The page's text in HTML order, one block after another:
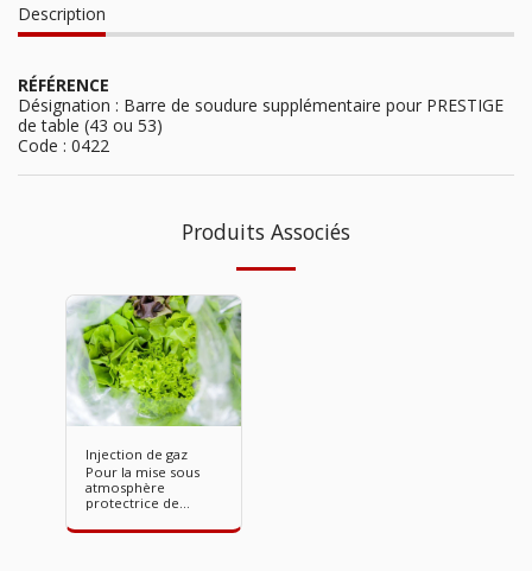
Description
RÉFÉRENCE
Désignation : Barre de soudure supplémentaire pour PRESTIGE
de table (43 ou 53)
Code : 0422
Produits Associés
Injection de gaz
Pour la mise sous
atmosphère
protectrice de
(exemple : salade